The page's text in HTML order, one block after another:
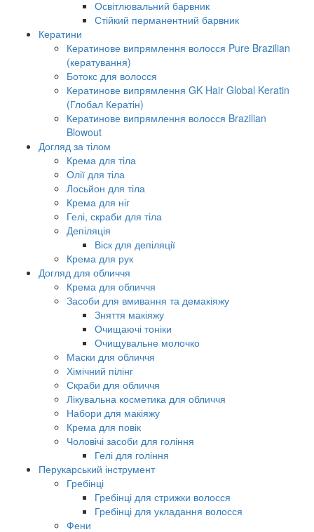
Освітлювальний барвник
Стійкий перманентний барвник
Кератини
Кератинове випрямлення волосся Pure Brazilian
(кератування)
Ботокс для волосся
Кератинове випрямлення GK Hair Global Keratin
(Глобал Кератін)
Кератинове випрямлення волосся Brazilian
Blowout
Догляд за тілом
Крема для тіла
Олії для тіла
Лосьйон для тіла
Крема для ніг
Гелі, скраби для тіла
Депіляція
Віск для депіляції
Крема для рук
Догляд для обличчя
Крема для обличчя
Засоби для вмивання та демакіяжу
Зняття макіяжу
Очищаючі тоніки
Очищувальне молочко
Маски для обличчя
Хімічний пілінг
Скраби для обличчя
Лікувальна косметика для обличчя
Набори для макіяжу
Крема для повік
Чоловічі засоби для гоління
Гелі для гоління
Перукарський інструмент
Гребінці
Гребінці для стрижки волосся
Гребінці для укладання волосся
Фени